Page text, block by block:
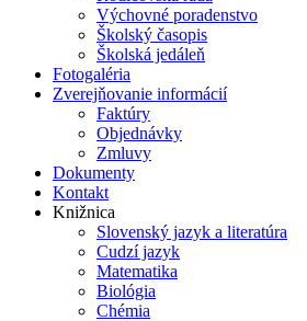
Výchovné poradenstvo
Školský časopis
Školská jedáleň
Fotogaléria
Zverejňovanie informácií
Faktúry
Objednávky
Zmluvy
Dokumenty
Kontakt
Knižnica
Slovenský jazyk a literatúra
Cudzí jazyk
Matematika
Biológia
Chémia